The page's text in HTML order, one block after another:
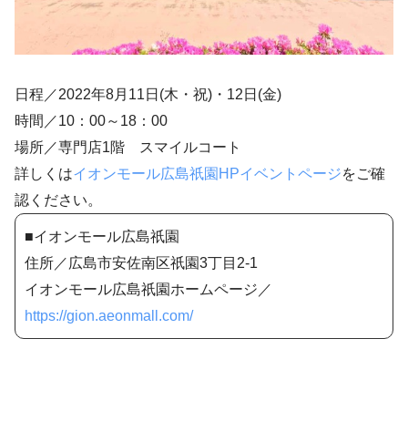
日程／2022年8月11日(木・祝)・12日(金)
時間／10：00～18：00
場所／専門店1階 スマイルコート
詳しくはイオンモール広島祇園HPイベントページをご確
認ください。
■イオンモール広島祇園
住所／広島市安佐南区祇園3丁目2‐1
イオンモール広島祇園ホームページ／
https://gion.aeonmall.com/